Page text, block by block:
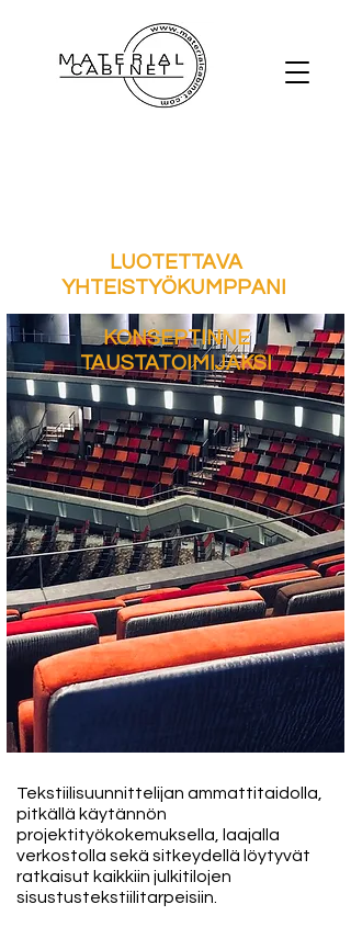
LUOTETTAVA
YHTEISTYÖKUMPPANI
KONSEPTINNE
TAUSTATOIMIJAKSI
Tekstiilisuunnittelijan ammattitaidolla,
pitkällä käytännön
projektityökokemuksella, laajalla
verkostolla sekä sitkeydellä löytyvät
ratkaisut kaikkiin julkitilojen
sisustustekstiilitarpeisiin.